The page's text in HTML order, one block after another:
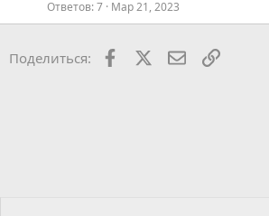
Ответов 7 Мар 21, 2023
Поделиться: Facebook ПочтаСсылкой